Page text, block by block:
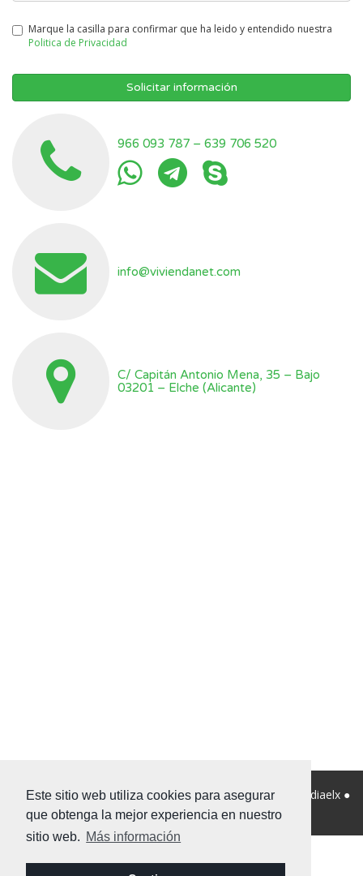
Este sitio web utiliza cookies para asegurar
que obtenga la mejor experiencia en nuestro
sitio web. Más información
Marque la casilla para confirmar que ha leido y entendido nuestra
Politica de Privacidad
Solicitar información
966 093 787 – 639 706 520
info@viviendanet.com
C/ Capitán Antonio Mena, 35 – Bajo
03201 – Elche (Alicante)
© 2026 Viviendanet Asesores Inmobiliarios ● Diseño: Mediaelx ●
Nota legal●Privacidad● Mapa Web